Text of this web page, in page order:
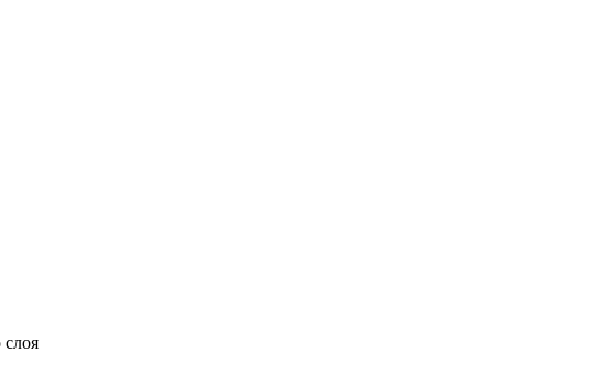
слоя